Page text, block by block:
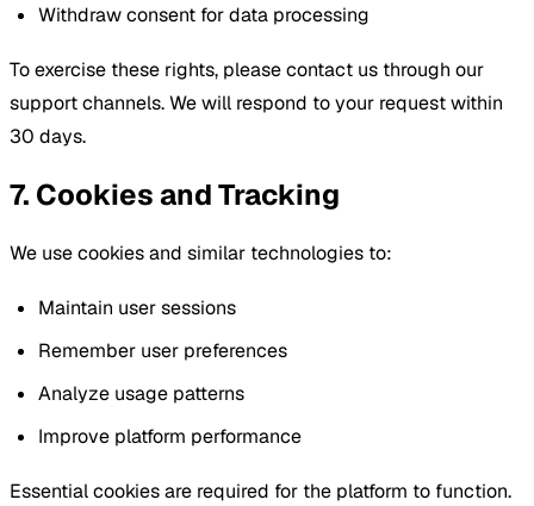
Withdraw consent for data processing
To exercise these rights, please contact us through our
support channels. We will respond to your request within
30 days.
7. Cookies and Tracking
We use cookies and similar technologies to:
Maintain user sessions
Remember user preferences
Analyze usage patterns
Improve platform performance
Essential cookies are required for the platform to function.